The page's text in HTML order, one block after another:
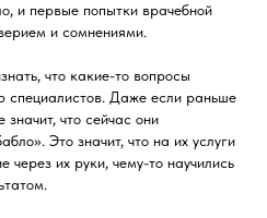
и первые попытки врачебной
и сомнениями.
что какие-то вопросы
специалистов. Даже если раньше
что сейчас они
Это значит, что на их услуги
их руки, чему-то научились